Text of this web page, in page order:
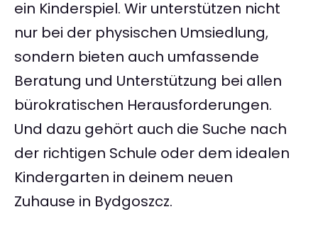
ein Kinderspiel. Wir unterstützen nicht
nur bei der physischen Umsiedlung,
sondern bieten auch umfassende
Beratung und Unterstützung bei allen
bürokratischen Herausforderungen.
Und dazu gehört auch die Suche nach
der richtigen Schule oder dem idealen
Kindergarten in deinem neuen
Zuhause in Bydgoszcz.